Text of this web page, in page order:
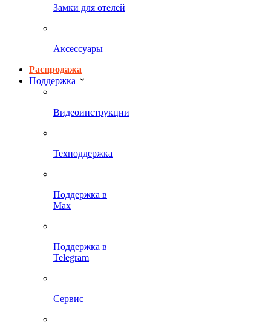
Замки для отелей
Аксессуары
Распродажа
Поддержка
Видеоинструкции
Техподдержка
Поддержка в
Max
Поддержка в
Telegram
Сервис